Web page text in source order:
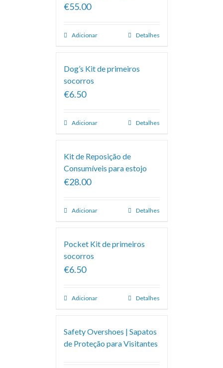
€55.00
Adicionar Detalhes
Dog’s Kit de primeiros
socorros
€6.50
Adicionar Detalhes
Kit de Reposição de
Consumíveis para estojo
€28.00
Adicionar Detalhes
Pocket Kit de primeiros
socorros
€6.50
Adicionar Detalhes
Safety Overshoes | Sapatos
de Proteção para Visitantes